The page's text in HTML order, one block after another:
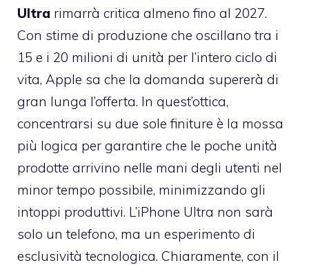
Ultra rimarrà critica almeno fino al 2027.
Con stime di produzione che oscillano tra i
15 e i 20 milioni di unità per l’intero ciclo di
vita, Apple sa che la domanda supererà di
gran lunga l’offerta. In quest’ottica,
concentrarsi su due sole finiture è la mossa
più logica per garantire che le poche unità
prodotte arrivino nelle mani degli utenti nel
minor tempo possibile, minimizzando gli
intoppi produttivi. L’iPhone Ultra non sarà
solo un telefono, ma un esperimento di
esclusività tecnologica. Chiaramente, con il